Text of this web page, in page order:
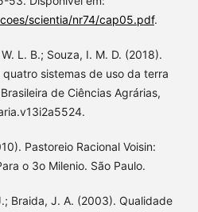
scientia/nr74/cap05.pdf.
L. B.; Souza, I. M. D. (2018).
sistemas de uso da terra
de Ciências Agrárias,
Pastoreio Racional Voisin:
o 3o Milenio. São Paulo.
Braida, J. A. (2003). Qualidade